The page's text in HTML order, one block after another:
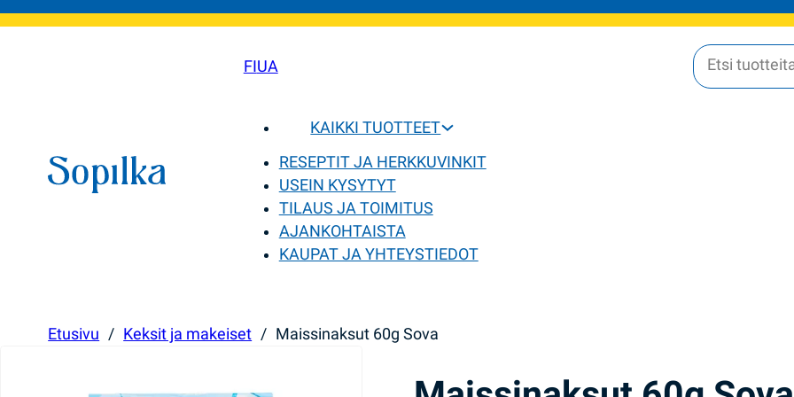
FIUA
KAIKKI TUOTTEET
RESEPTIT JA HERKKUVINKIT
USEIN KYSYTYT
TILAUS JA TOIMITUS
AJANKOHTAISTA
KAUPAT JA YHTEYSTIEDOT
Etusivu / Keksit ja makeiset / Maissinaksut 60g Sova